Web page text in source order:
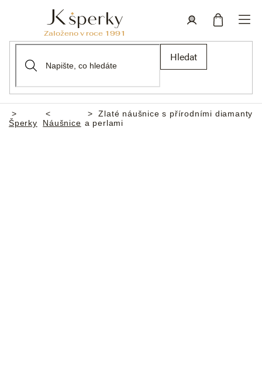
Hledat
Domů
Šperky Náušnice
Zlaté náušnice s přírodními diamanty
a perlami